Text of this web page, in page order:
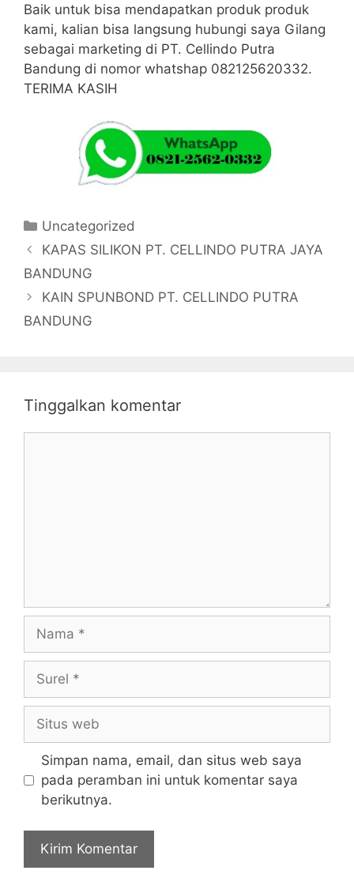
Baik untuk bisa mendapatkan produk produk
kami, kalian bisa langsung hubungi saya Gilang
sebagai marketing di PT. Cellindo Putra
Bandung di nomor whatshap 082125620332.
TERIMA KASIH
Kategori
Uncategorized
KAPAS SILIKON PT. CELLINDO PUTRA JAYA
BANDUNG
KAIN SPUNBOND PT. CELLINDO PUTRA
BANDUNG
Tinggalkan komentar
Nama
Surel
Situs
web
Simpan nama, email, dan situs web saya
pada peramban ini untuk komentar saya
berikutnya.